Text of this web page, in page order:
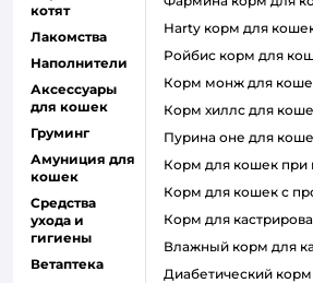
котят
Лакомства
Наполнители
Аксессуары
для кошек
Груминг
Амуниция для
кошек
Средства
ухода и
гигиены
Ветаптека
harty корм для
ройбис корм для
корм монж для
корм хиллс для
пурина оне для
корм для кошек при
корм для кошек с
Корм для
влажный корм для
диабетический